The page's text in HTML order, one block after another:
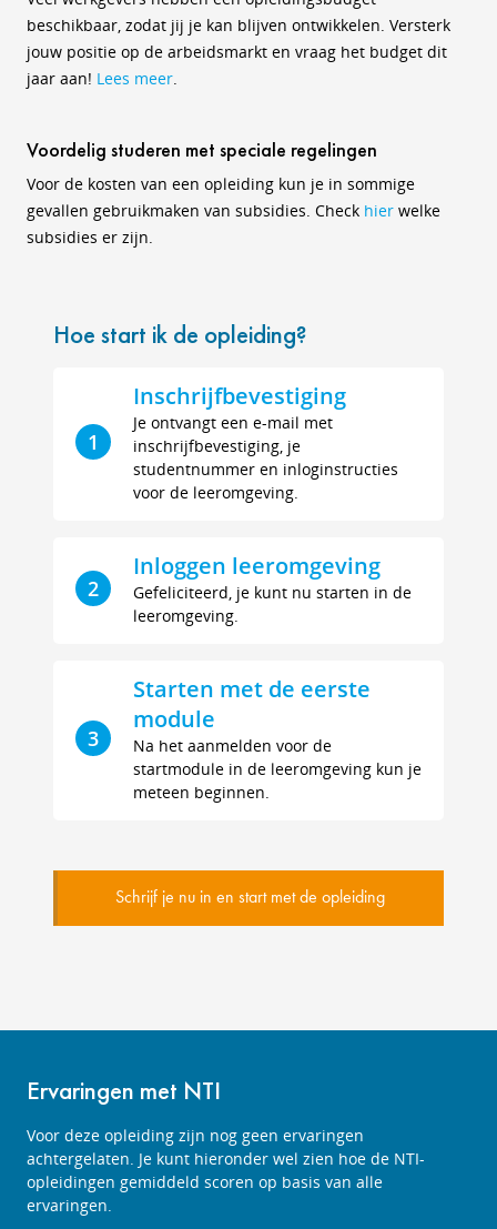
beschikbaar, zodat jij je kan blijven ontwikkelen. Versterk
jouw positie op de arbeidsmarkt en vraag het budget dit
jaar aan! Lees meer.
Voordelig studeren met speciale regelingen
Voor de kosten van een opleiding kun je in sommige
gevallen gebruikmaken van subsidies. Check hier welke
subsidies er zijn.
Hoe start ik de opleiding?
1
Inschrijfbevestiging
Je ontvangt een e-mail met
inschrijfbevestiging, je
studentnummer en inloginstructies
voor de leeromgeving.
2
Inloggen leeromgeving
Gefeliciteerd, je kunt nu starten in de
leeromgeving.
3
Starten met de eerste
module
Na het aanmelden voor de
startmodule in de leeromgeving kun je
meteen beginnen.
Schrijf je nu in en start met de opleiding
Ervaringen met NTI
Voor deze opleiding zijn nog geen ervaringen
achtergelaten. Je kunt hieronder wel zien hoe de NTI-
opleidingen gemiddeld scoren op basis van alle
ervaringen.